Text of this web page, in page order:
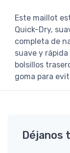
Este maillot
Quick-Dry,
completa de
suave y
bolsillos
goma para
Déjanos